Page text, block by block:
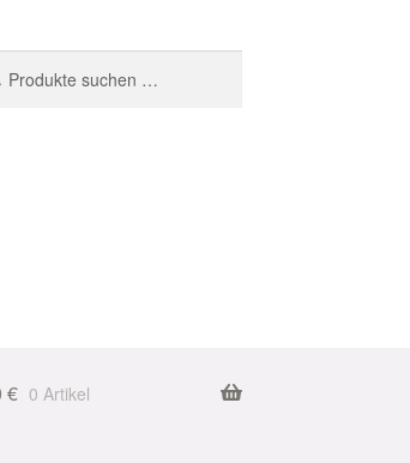
€ 0 Artikel